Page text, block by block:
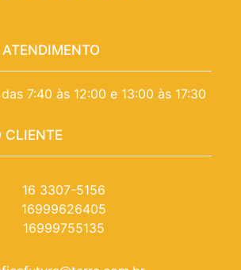
7:40 às 12:00 e 13:00 às 17:30
CLIENTE
16 3307-5156
16999626405
16999755135